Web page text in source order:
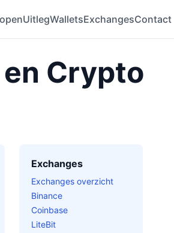
UitlegWalletsExchangesContact
Crypto
Exchanges
Exchanges overzicht
Binance
Coinbase
LiteBit